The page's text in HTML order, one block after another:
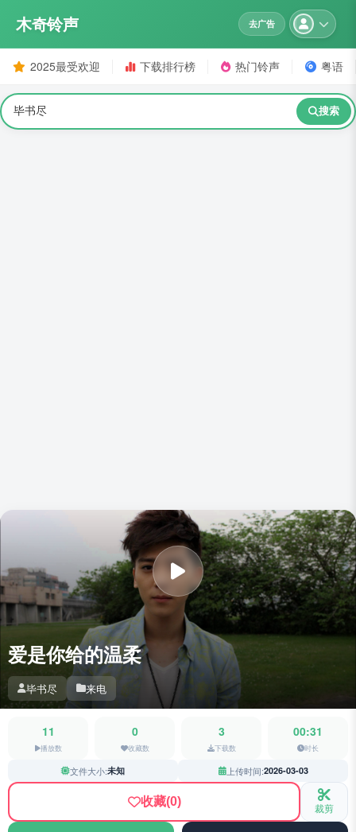
木奇铃声 去广告
2025最受欢迎 下载排行榜 热门铃声 粤语
搜索
爱是你给的温柔
毕书尽 来电
11
播放数
0
收藏数
3
下载数
00:31
时长
文件大小:未知 上传时间:2026-03-03
收藏(0) 裁剪